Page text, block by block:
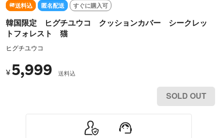
送料込 匿名配送 すぐに購入可
韓国限定 ヒグチユウコ クッションカバー シークレッ
トフォレスト 猫
ヒグチユウコ
¥ 5,999 送料込
SOLD OUT